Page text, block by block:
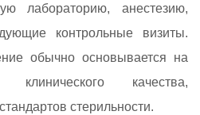
лабораторию, анестезию,
контрольные визиты.
обычно основывается на
качества,
стерильности.